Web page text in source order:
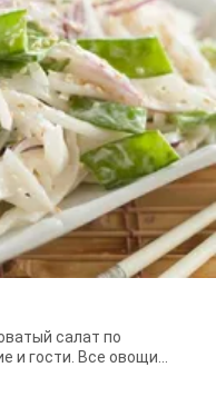
салат по
и гости. Все овощи
выходе дают ...